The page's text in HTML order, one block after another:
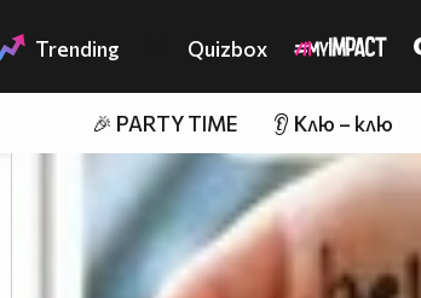
Trending Quizbox
🎉 PARTY TIME 👂 Клю – клю